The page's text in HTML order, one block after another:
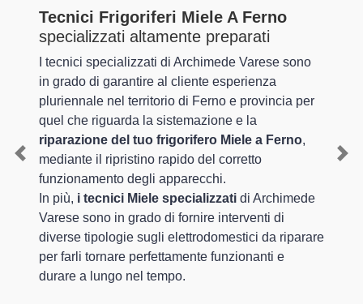
Tecnici Frigoriferi Miele A Ferno
specializzati altamente preparati
I tecnici specializzati di Archimede Varese sono
in grado di garantire al cliente esperienza
pluriennale nel territorio di Ferno e provincia per
quel che riguarda la sistemazione e la
riparazione del tuo frigorifero Miele a Ferno,
mediante il ripristino rapido del corretto
funzionamento degli apparecchi.
In più, i tecnici Miele specializzati di Archimede
Varese sono in grado di fornire interventi di
diverse tipologie sugli elettrodomestici da riparare
per farli tornare perfettamente funzionanti e
durare a lungo nel tempo.
Previous